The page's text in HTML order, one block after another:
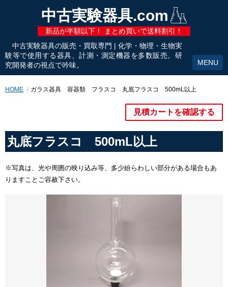
中古実験器具.com
新品が半額以下！ まとめ買いで送料割引！
中古実験器具の販売・買取専門 | 化学・物理・生物実
験等で使用する器具、計測・測定機器を多数販売。研
究開発者の視点で吟味。
HOME ガラス器具 容器類 フラスコ 丸底フラスコ 500mL以上
見積カートを確認する
丸底フラスコ 500mL以上
※写真は、光や周囲の映り込み等、多少紛らわしい部分がある場合もあ
りますことご容赦下さい。